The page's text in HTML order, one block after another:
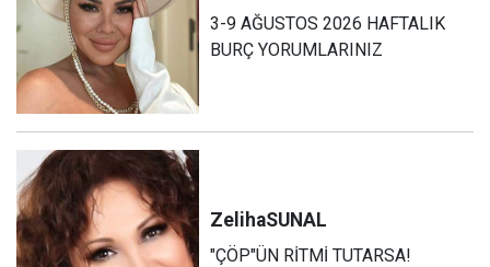
3-9 AĞUSTOS 2026 HAFTALIK
BURÇ YORUMLARINIZ
ZelihaSUNAL
"ÇÖP"ÜN RİTMİ TUTARSA!